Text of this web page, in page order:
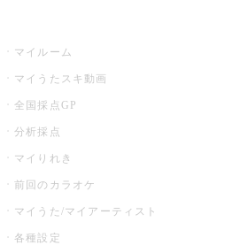
マイルーム
マイうたスキ動画
全国採点GP
分析採点
マイりれき
前回のカラオケ
マイうた/マイアーティスト
各種設定